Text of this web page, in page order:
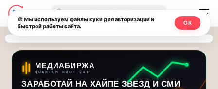
Последние
новости
и
обновления
потока:
Друзья,
Москвичи.net
—
Главный
столичный
🔍
МЕДИАБИРЖА
QUANTUM NODE v41
ЗАРАБОТАЙ НА ХАЙПЕ ЗВЕЗД И СМИ
🍪 Мы используем файлы куки для авторизации и
быстрой работы сайта.
ОК